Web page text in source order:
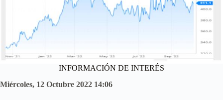
INFORMACIÓN DE INTERÉS
Miércoles, 12 Octubre 2022 14:06